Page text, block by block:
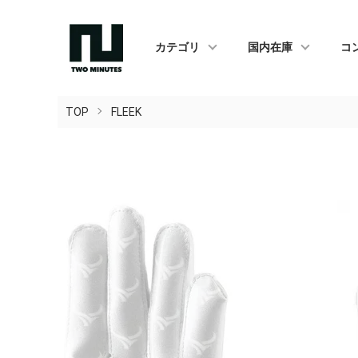
カテゴリ 国内在庫 コ
TOP FLEEK